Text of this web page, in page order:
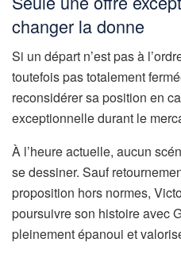
changer la donne
Si un départ n’est pas à
toutefois pas totalement
reconsidérer sa position en
exceptionnelle durant le
À l’heure actuelle, aucun
se dessiner. Sauf
proposition hors normes,
poursuivre son histoire avec
pleinement épanoui et